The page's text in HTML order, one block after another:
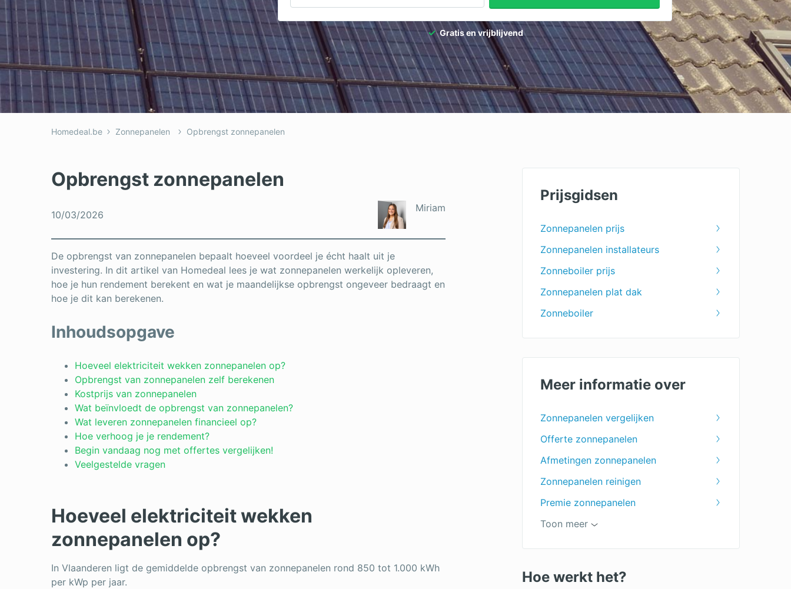
Gratis en vrijblijvend
Homedeal.be Zonnepanelen Opbrengst zonnepanelen
Opbrengst zonnepanelen
10/03/2026
Miriam
De opbrengst van zonnepanelen bepaalt hoeveel voordeel je écht haalt uit je
investering. In dit artikel van Homedeal lees je wat zonnepanelen werkelijk opleveren,
hoe je hun rendement berekent en wat je maandelijkse opbrengst ongeveer bedraagt en
hoe je dit kan berekenen.
Inhoudsopgave
Hoeveel elektriciteit wekken zonnepanelen op?
Opbrengst van zonnepanelen zelf berekenen
Kostprijs van zonnepanelen
Wat beïnvloedt de opbrengst van zonnepanelen?
Wat leveren zonnepanelen financieel op?
Hoe verhoog je je rendement?
Begin vandaag nog met offertes vergelijken!
Veelgestelde vragen
Hoeveel elektriciteit wekken
zonnepanelen op?
In Vlaanderen ligt de gemiddelde opbrengst van zonnepanelen rond 850 tot 1.000 kWh
per kWp per jaar.
Prijsgidsen
Zonnepanelen prijs
Zonnepanelen installateurs
Zonneboiler prijs
Zonnepanelen plat dak
Zonneboiler
Meer informatie over
Zonnepanelen vergelijken
Offerte zonnepanelen
Afmetingen zonnepanelen
Zonnepanelen reinigen
Premie zonnepanelen
Hoeveel zonnepanelen heb ik nodig?
Toon meer
Hoe werkt het?